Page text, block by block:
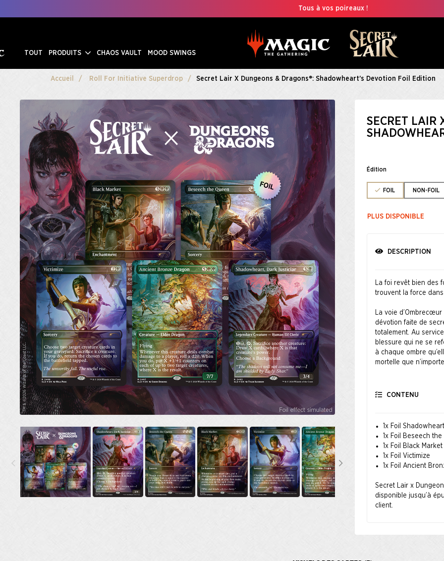
Tous à vos poireaux !
TOUT PRODUITS CHAOS VAULT MOOD SWINGS
Accueil Roll For Initiative Superdrop Secret Lair X Dungeons & Dragons®: Shadowheart's Devotion Foil Edition
SECRET LAIR
Édition
FOIL NON-FOIL
PLUS DISPONIBLE
DESCRIPTION
La foi revêt bien des
trouvent la force
La voie
dévotion faite de
totalement. Au
blessure qui ne se
à chaque ombre
mortelle que
Nereida, Mila Pesic
© 2026 Wizards of
CONTENU
1x Foil
1x Foil Beseech
1x Foil Black Market
1x Foil Victimize
1x Foil Ancient
Secret Lair x
disponible jusqu’à
client.